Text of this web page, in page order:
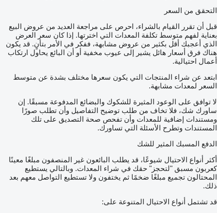
التحقق من السعر
قبل أن تقرر القيام بالشراء، احرص على مراجعة العديد من عروض البيع
بعناية لفهم متوسط تكلفة المعدات التي اخترتها. إذا كان سعر العرض
الذي أعجبك أقل بكثير من عروض مشابهة، ففكر في الأمر بتأنٍ. قد يكون
هناك فرق أسعار هائل يشير إلى عيوب مخفية أو أن البائع يحاول ارتكاب
أعمال احتيالية.
ابتعد عن شراء المنتجات التي يكون سعرها مختلف بشدة عن متوسط
السعر لمعدات مشابهة.
لا توافق على الوعود المثيرة للشكوك والبضائع المدفوعة مسبقًا. إن
ساورك شك، فلا تخاف من طلب توضيح التفاصيل وأن تطلب صورًا
ومستندات إضافية للمعدات وأن تفحص صحة التصديق على تلك
المستندات وتطرح الأسئلة التي تساورك.
الدفع المسبك المثير للشك
أكثر أنواع الاحتيال شيوعًا، قد يطلب البائعون غير المنصفون مبلغًا معينًا
كعربون مسبق "لتحجز" حقك في شراء المعدات. وبالتالي يستطيع
المحتالون تجميع مبلغًا ضخمًا ثم يختفون ولا تستطيع التواصل معهم بعد
ذلك.
قد تشتمل أنواع الاحتيال المتنوعة على: